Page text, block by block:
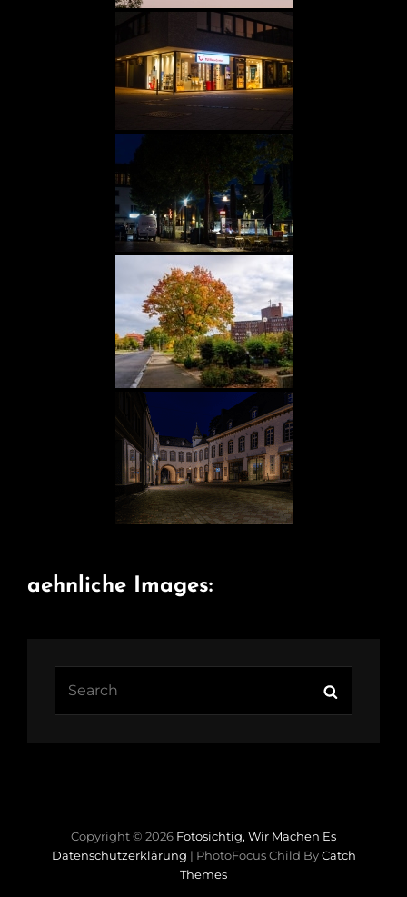
aehnliche Images:
Copyright © 2026 Fotosichtig, Wir Machen Es
Datenschutzerklärung | PhotoFocus Child ByCatch
Themes